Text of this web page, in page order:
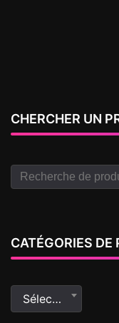
CHERCHER UN
CATÉGORIES DE
Sélectionner une catégorie